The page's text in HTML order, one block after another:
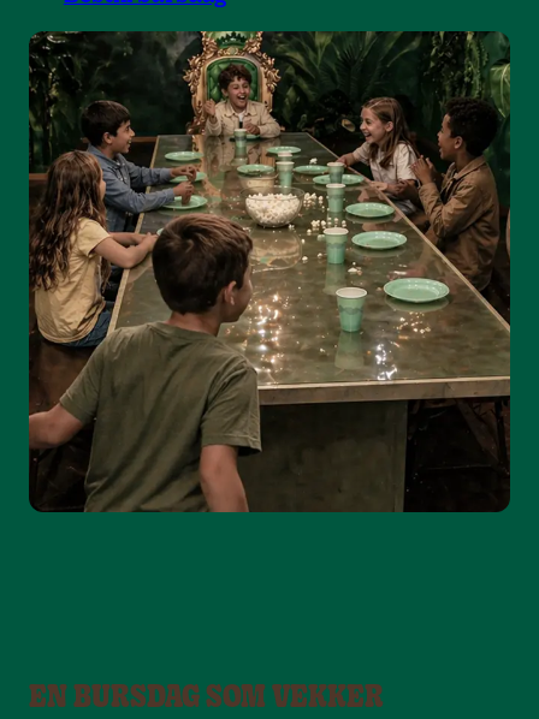
EN BURSDAG SOM VEKKER